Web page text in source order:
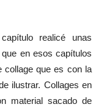
realicé unas
en esos capítulos
collage que es con la
ilustrar. Collages en
material sacado de